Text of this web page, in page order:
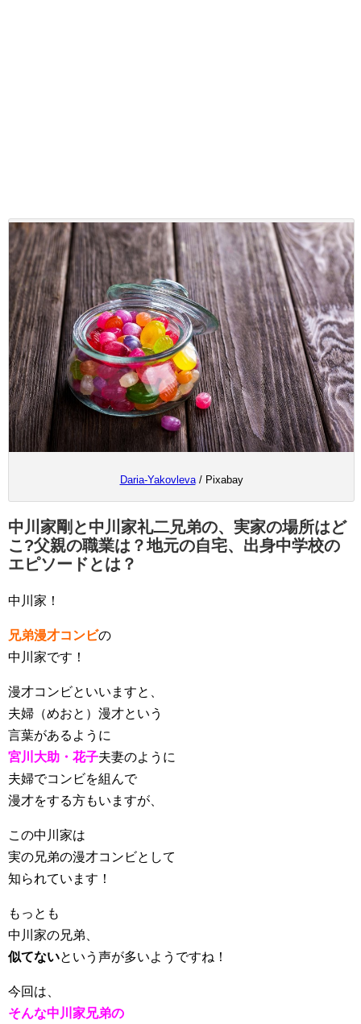
Daria-Yakovleva/ Pixabay
中川家剛と中川家礼二兄弟の、実家の場所はど
こ?父親の職業は？地元の自宅、出身中学校の
エピソードとは？
中川家！
兄弟漫才コンビの
中川家です！
漫才コンビといいますと、
夫婦（めおと）漫才という
言葉があるように
宮川大助・花子夫妻のように
夫婦でコンビを組んで
漫才をする方もいますが、
この中川家は
実の兄弟の漫才コンビとして
知られています！
もっとも
中川家の兄弟、
似てないという 声が多いようですね！
今回は、
そんな中川家兄弟の